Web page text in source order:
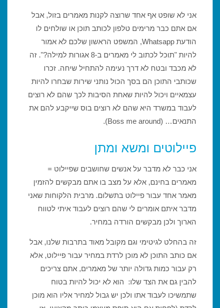
אני לא שופט אף אחד שרוצה לקנות מאמרים בזול, אבל
אם אתם כבר מרימים טלפון לכותב תוכן או שולחים לו
הודעת Whatsapp, המשפט הראשון שלכם לא אמור
להיות "תוכל לכתוב לי מאמרים ב-8 אגורות למילה?". זה
לא מכבד ובטח לא דרך נעימה להתחיל שיחה. זכרו
שכותבי התוכן הם בסך הכול נותני שירות שבחרו להיות
עצמאיים ויכול להיות שאחת הסיבות לכך שהם לא רוצים
לעבוד במשרד היא שהם לא רוצים בוס שייקבע להם את
התנאים… (Boss me around).
פיילוטים ומשא ומתן
אני כבר לא מדבר על אנשים שחושבים שפיילוט =
מאמרים בחינם, אלא על מצב בו אתם מבקשים להזמין
מאמר אחד עבור פיילוט בתשלום. מרבית הלקוחות שאני
מדבר איתם אומרים לי שהם רוצים לעבוד איתי לטווח
הארוך ולכן מבקשים הורדה במחיר.
זה בהחלט לגיטימי וגם מקובל מאוד בתרבות שלנו, אבל
אם כותב התוכן לא מוכן לרדת במחיר עבור פיילוט, אלא
רק עבור כמות גדולה יותר של מאמרים, אתם צריכים
להבין גם את הצד שלו: הוא לא יכול להיות בטוח
שתמשיכו לעבוד אתו ולכן יש גבול למחיר אליו הוא מוכן